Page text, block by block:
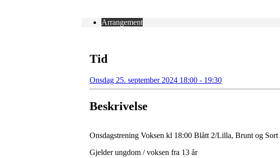
Arrangement
Tid
Onsdag 25. september 2024 18:00 - 19:30
Beskrivelse
Onsdagstrening Voksen kl 18:00 Blått 2/Lilla, Brunt og Sort
Gjelder ungdom / voksen fra 13 år